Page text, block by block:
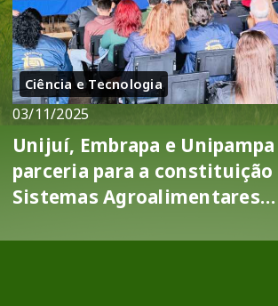
Ciência e Tecnologia
03/11/2025
Unijuí, Embrapa e
parceria para a constituição
Sistemas Agroalimentares